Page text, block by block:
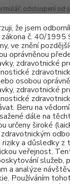
že jsem
č. 40/1995
ve znění
oprávněnou
zdravotnické
osobou
zdravotnické
Beru na
dále na
určeny široké
riziky a důsledky z
veřejnost.
služeb,
a analýze
Používáním
odstoupení od